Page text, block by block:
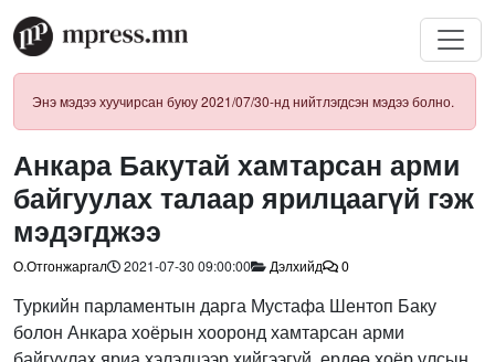
Энэ мэдээ хуучирсан буюу 2021/07/30-нд нийтлэгдсэн мэдээ болно.
Анкара Бакутай хамтарсан арми
байгуулах талаар ярилцаагүй гэж
мэдэгджээ
О.Отгонжаргал 2021-07-30 09:00:00 Дэлхийд 0
Туркийн парламентын дарга Мустафа Шентоп Баку
болон Анкара хоёрын хооронд хамтарсан арми